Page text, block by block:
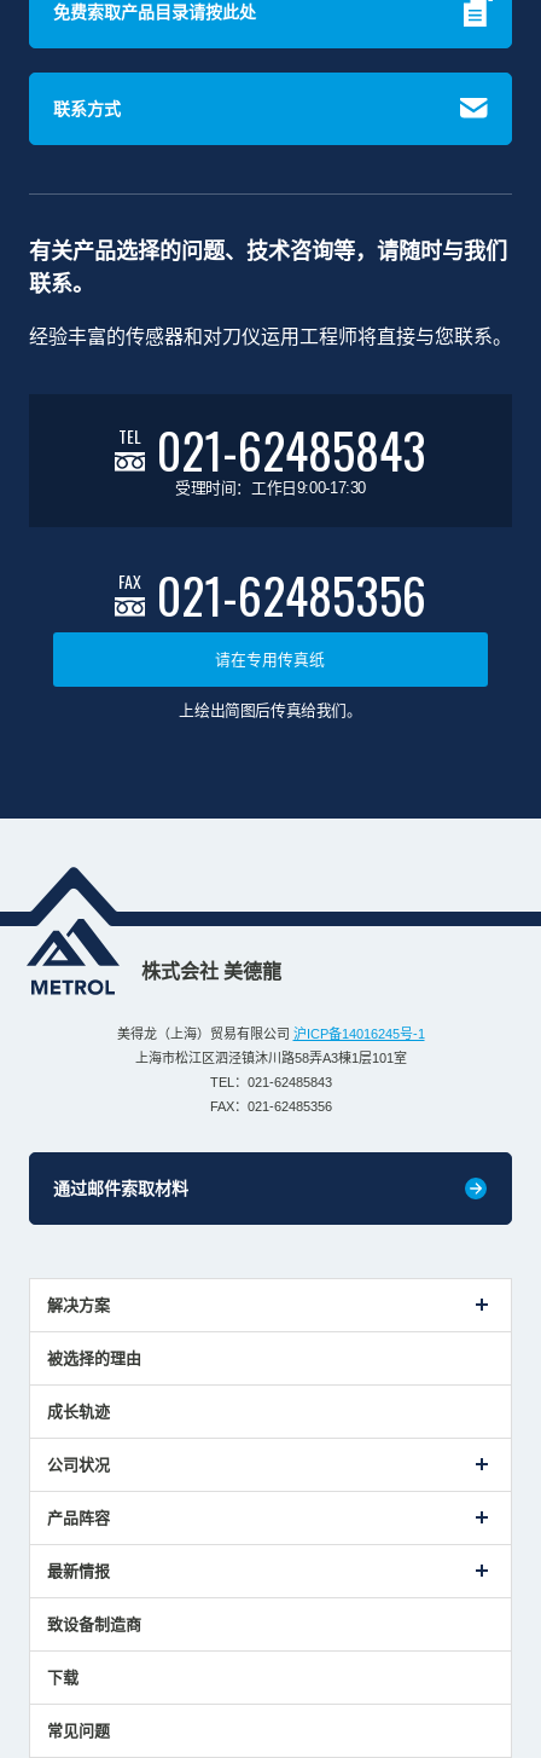
免费索取产品目录请按此处
联系方式
有关产品选择的问题、技术咨询等，请随时与我们
联系。
经验丰富的传感器和对刀仪运用工程师将直接与您联系。
TEL 021-62485843
受理时间：工作日9:00-17:30
FAX 021-62485356
请在专用传真纸
上绘出简图后传真给我们。
株式会社 美德龍
美得龙（上海）贸易有限公司 沪ICP备14016245号-1
上海市松江区泗泾镇沐川路58弄A3棟1层101室
TEL：021-62485843
FAX：021-62485356
通过邮件索取材料
解决方案
解决方案建议
被选择的理由
成长轨迹
公司状况
致词
主要获奖经历
国家/地区/语言
产品阵容
对刀仪
气压式精密定位传感器
最新情报
美德龙的技术
员工博客
中小企业BCP地震对策
致设备制造商
下载
常见问题